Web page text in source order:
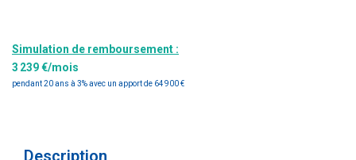
Qui Sommes-Nous ?
Simulation de remboursement :
3 239 €/mois
pendant 20 ans à 3% avec un apport de 64 900 €
Description